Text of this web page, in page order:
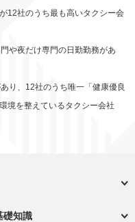
12社のうち最も高いタクシー会
や夜だけ専門の日勤勤務があ
り、12社のうち唯一「健康優良
境を整えているタクシー会社
礎知識